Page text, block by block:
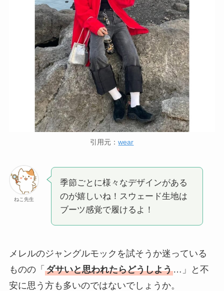
引用元：wear
ねこ先生
季節ごとに様々なデザインがある
のが嬉しいね！スウェード生地は
ブーツ感覚で履けるよ！
メレルのジャングルモックを試そうか迷っている
ものの「 ダサいと思われたらどうしよう…」と不
安に思う方も多いのではないでしょうか。